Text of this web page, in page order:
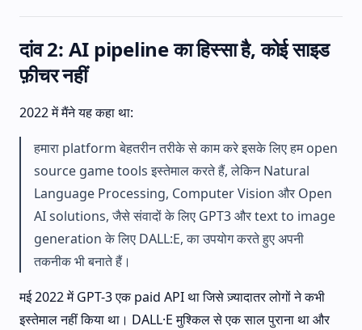
दांव 2: AI pipeline का हिस्सा है, कोई साइड
फ़ीचर नहीं
2022 में मैंने यह कहा था:
हमारा platform बेहतरीन तरीके से काम करे इसके लिए हम open
source game tools इस्तेमाल करते हैं, लेकिन Natural
Language Processing, Computer Vision और Open
AI solutions, जैसे संवादों के लिए GPT3 और text to image
generation के लिए DALL:E, का उपयोग करते हुए अपनी
तकनीक भी बनाते हैं।
मई 2022 में GPT-3 एक paid API था जिसे ज़्यादातर लोगों ने कभी
इस्तेमाल नहीं किया था। DALL·E मुश्किल से एक साल पुराना था और